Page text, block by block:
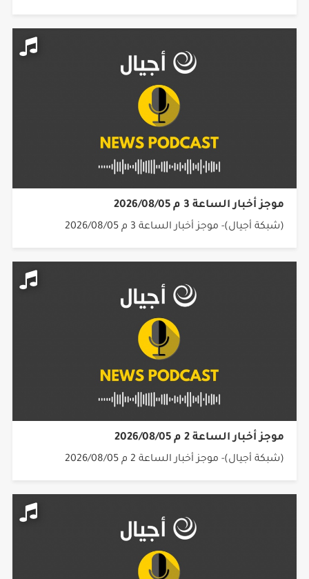
موجز أخبار الساعة 3 م 2026/08/05
(شبكة أجيال)- موجز أخبار الساعة 3 م 2026/08/05
موجز أخبار الساعة 2 م 2026/08/05
(شبكة أجيال)- موجز أخبار الساعة 2 م 2026/08/05